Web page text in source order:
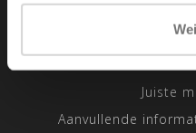
Juiste
Aanvullende